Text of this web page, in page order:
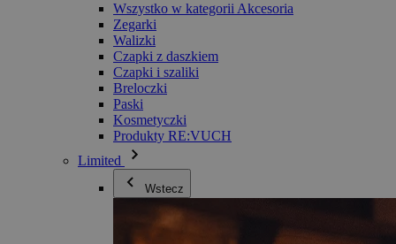
Wszystko w kategorii Akcesoria
Zegarki
Walizki
Czapki z daszkiem
Czapki i szaliki
Breloczki
Paski
Kosmetyczki
Produkty RE:VUCH
Limited
Wstecz